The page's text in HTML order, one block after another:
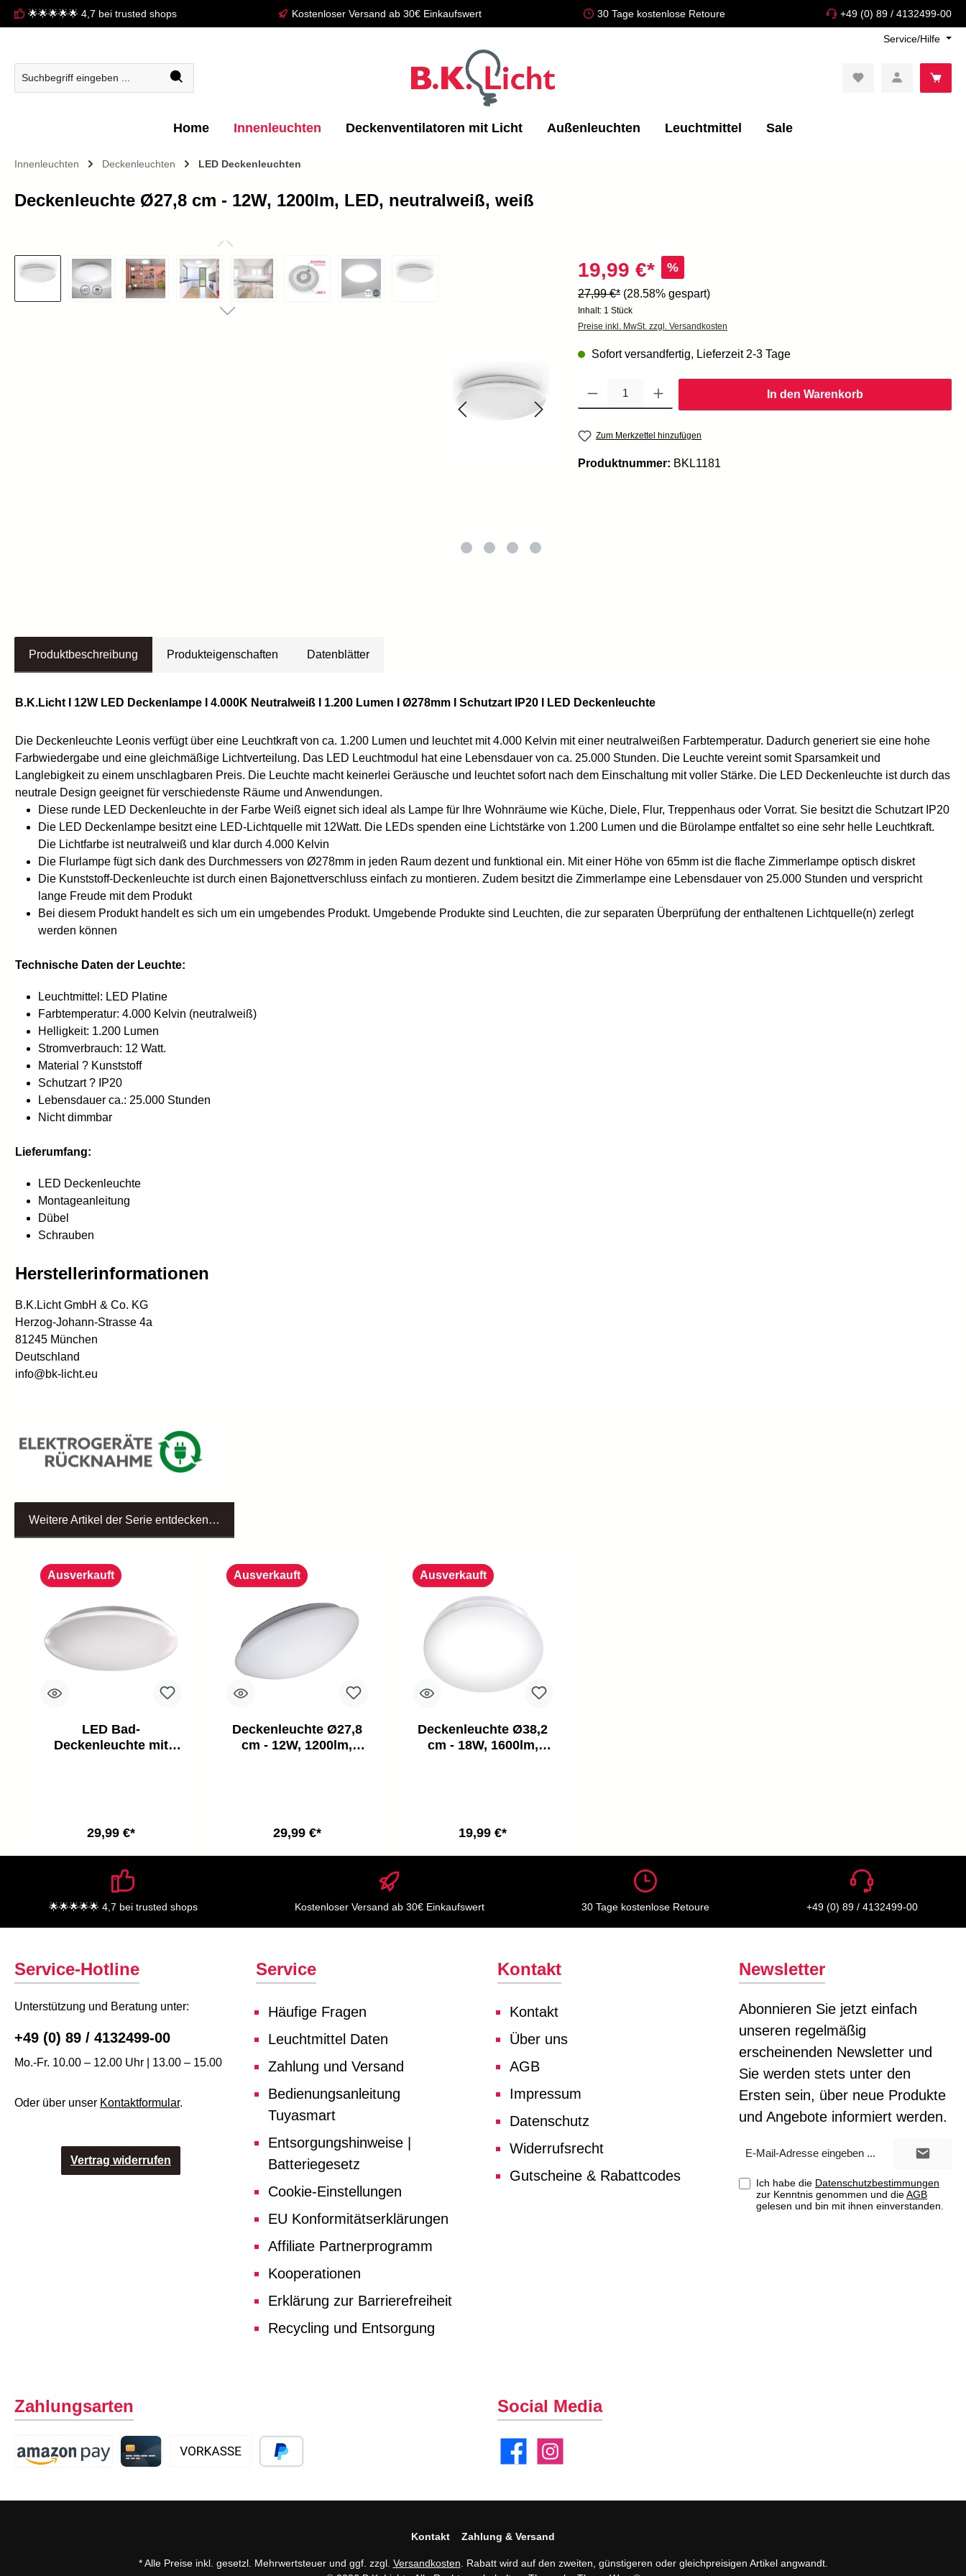
Zur Hauptnavigation springen
🌟🌟🌟🌟🌟 4,7 bei trusted shops Kostenloser Versand ab 30€ Einkaufswert 30 Tage kostenlose Retoure +49 (0) 89 / 4132499-00
Service/Hilfe
Home Innenleuchten Deckenventilatoren mit Licht Außenleuchten Leuchtmittel Sale
Innenleuchten Deckenleuchten LED Deckenleuchten
Deckenleuchte Ø27,8 cm - 12W, 1200lm, LED, neutralweiß, weiß
Bildergalerie überspringen 19,99 €* %
27,99 €* (28.58% gespart)
Inhalt: 1 Stück
Preise inkl. MwSt. zzgl. Versandkosten
Sofort versandfertig, Lieferzeit 2-3 Tage
In den Warenkorb
Zum Merkzettel hinzufügen
Produktnummer: BKL1181
Produktbeschreibung Produkteigenschaften Datenblätter
B.K.Licht I 12W LED Deckenlampe I 4.000K Neutralweiß I 1.200 Lumen I Ø278mm I Schutzart IP20 I LED Deckenleuchte
Die Deckenleuchte Leonis verfügt über eine Leuchtkraft von ca. 1.200 Lumen und leuchtet mit4.000 Kelvin mit einer neutralweißen Farbtemperatur. Dadurch generiert sie eine hohe
Farbwiedergabe und eine gleichmäßige Lichtverteilung. Das LED Leuchtmodul hat eine Lebensdauer von ca. 25.000 Stunden. Die Leuchte vereint somit Sparsamkeit und
Langlebigkeit zu einem unschlagbaren Preis. Die Leuchte macht keinerlei Geräusche und leuchtet sofort nach dem Einschaltung mit voller Stärke. Die LED Deckenleuchte ist durch das
neutrale Design geeignet für verschiedenste Räume und Anwendungen.
Diese runde LED Deckenleuchte in der Farbe Weiß eignet sich ideal als Lampe für Ihre Wohnräume wie Küche, Diele, Flur, Treppenhaus oder Vorrat. Sie besitzt die Schutzart IP20
Die LED Deckenlampe besitzt eine LED-Lichtquelle mit 12Watt. Die LEDs spenden eine Lichtstärke von 1.200 Lumen und die Bürolampe entfaltet so eine sehr helle Leuchtkraft.
Die Lichtfarbe ist neutralweiß und klar durch 4.000 Kelvin
Die Flurlampe fügt sich dank des Durchmessers von Ø278mm in jeden Raum dezent und funktional ein. Mit einer Höhe von 65mm ist die flache Zimmerlampe optisch diskret
Die Kunststoff-Deckenleuchte ist durch einen Bajonettverschluss einfach zu montieren. Zudem besitzt die Zimmerlampe eine Lebensdauer von 25.000 Stunden und verspricht
lange Freude mit dem Produkt
Bei diesem Produkt handelt es sich um ein umgebendes Produkt. Umgebende Produkte sind Leuchten, die zur separaten Überprüfung der enthaltenen Lichtquelle(n) zerlegt
werden können
Technische Daten der Leuchte:
Leuchtmittel: LED Platine
Farbtemperatur: 4.000 Kelvin (neutralweiß)
Helligkeit: 1.200 Lumen
Stromverbrauch: 12 Watt.
Material ? Kunststoff
Schutzart ? IP20
Lebensdauer ca.: 25.000 Stunden
Nicht dimmbar
Lieferumfang:
LED Deckenleuchte
Montageanleitung
Dübel
Schrauben
Herstellerinformationen
B.K.Licht GmbH & Co. KG
Herzog-Johann-Strasse 4a
81245 München
Deutschland
info@bk-licht.eu
Weitere Artikel der Serie entdecken…
Ausverkauft
LED Bad-
Deckenleuchte mit
29,99 €*
Ausverkauft
Deckenleuchte Ø27,8
cm - 12W, 1200lm,
29,99 €*
Ausverkauft
Deckenleuchte Ø38,2
cm - 18W, 1600lm,
19,99 €*
🌟🌟🌟🌟🌟 4,7 bei trusted shops Kostenloser Versand ab 30€ Einkaufswert 30 Tage kostenlose Retoure +49 (0) 89 / 4132499-00
Service-Hotline
Unterstützung und Beratung unter:
+49 (0) 89 / 4132499-00
Mo.-Fr. 10.00 – 12.00 Uhr | 13.00 – 15.00
Oder über unser Kontaktformular.
Vertrag widerrufen
Service
Häufige Fragen
Leuchtmittel Daten
Zahlung und Versand
Bedienungsanleitung
Tuyasmart
Entsorgungshinweise |
Batteriegesetz
Cookie-Einstellungen
EU Konformitätserklärungen
Affiliate Partnerprogramm
Kooperationen
Erklärung zur Barrierefreiheit
Recycling und Entsorgung
Kontakt
Kontakt
Über uns
AGB
Impressum
Datenschutz
Widerrufsrecht
Gutscheine & Rabattcodes
Newsletter
Abonnieren Sie jetzt einfach
unseren regelmäßig
erscheinenden Newsletter und
Sie werden stets unter den
Ersten sein, über neue Produkte
und Angebote informiert werden.
Mail-
Ich habe die Datenschutzbestimmungen
zur Kenntnis genommen und dieAGB
gelesen und bin mit ihnen einverstanden.
Zahlungsarten Social Media
FacebookInstagram
Kontakt Zahlung & Versand
* Alle Preise inkl. gesetzl. Mehrwertsteuer und ggf. zzgl. Versandkosten . Rabatt wird auf den zweiten, günstigeren oder gleichpreisigen Artikel angwandt.